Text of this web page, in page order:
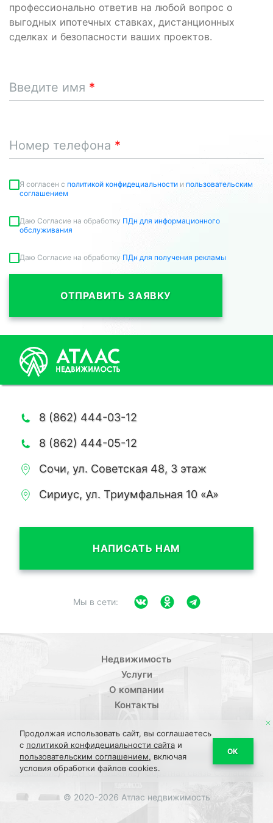
профессионально ответив на любой вопрос о
выгодных ипотечных ставках, дистанционных
сделках и безопасности ваших проектов.
Введите имя
Номер телефона
Я согласен c политикой конфидециальности и пользовательским
соглашением
Даю Согласие на обработку ПДн для информационного
обслуживания
Даю Согласие на обработку ПДн для получения рекламы
ОТПРАВИТЬ ЗАЯВКУ
8 (862) 444-03-12
8 (862) 444-05-12
Сочи, ул. Советская 48, 3 этаж
Сириус, ул. Триумфальная 10 «А»
НАПИСАТЬ НАМ
Мы в сети:
Недвижимость
Услуги
О компании
Контакты
© 2020-2026 Атлас недвижимость
Политика конфиденциальности/Пользовательское
соглашение/ПДН Соглашение/Обратная связь Соглашение
Продолжая использовать сайт, вы соглашаетесь
с политикой конфидециальности сайта и
пользовательским соглашением, включая
условия обработки файлов cookies.
ОК